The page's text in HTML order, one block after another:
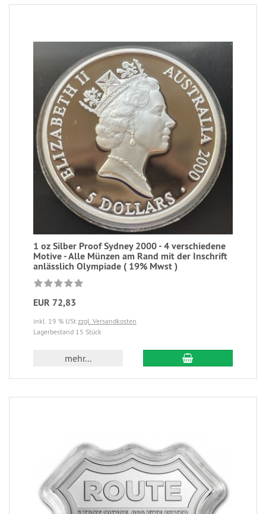
1 oz Silber Proof Sydney 2000 - 4 verschiedene
Motive - Alle Münzen am Rand mit der Inschrift
anlässlich Olympiade ( 19% Mwst )
EUR 72,83
inkl. 19 % USt zzgl. Versandkosten
Lagerbestand 15 Stück
mehr...